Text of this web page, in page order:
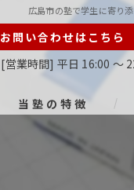
広島市の塾で学生に寄り
お問い合わせはこちら
[営業時間] 平日 16:00 ～
当塾の特徴